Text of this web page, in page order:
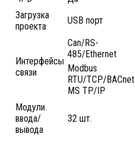
Загрузка
проекта
USB порт
Интерфейсы
связи
Can/RS-
485/Ethernet
Modbus
RTU/TCP/BACnet
MS TP/IP
Модули
ввода/
вывода
32 шт.